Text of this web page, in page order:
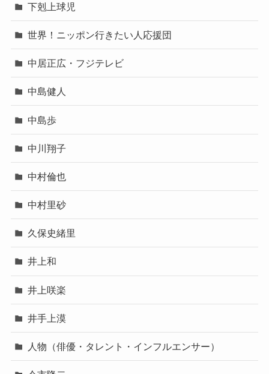
下剋上球児
世界！ニッポン行きたい人応援団
中居正広・フジテレビ
中島健人
中島歩
中川翔子
中村倫也
中村里砂
久保史緒里
井上和
井上咲楽
井手上漠
人物（俳優・タレント・インフルエンサー）